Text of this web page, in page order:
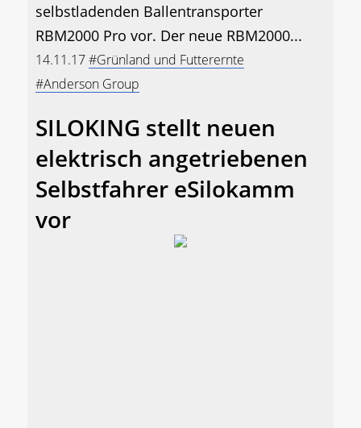
selbstladenden Ballentransporter
RBM2000 Pro vor. Der neue RBM2000...
14.11.17#Grünland und Futterernte
#Anderson Group
SILOKING stellt neuen
elektrisch angetriebenen
Selbstfahrer eSilokamm
vor